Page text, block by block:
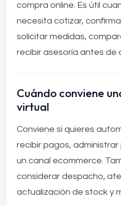
compra online. Es útil
necesita cotizar,
solicitar medidas,
recibir asesoría antes de
Cuándo conviene
virtual
Conviene si quieres
recibir pagos,
un canal ecommerce.
considerar despacho,
actualización de stock y